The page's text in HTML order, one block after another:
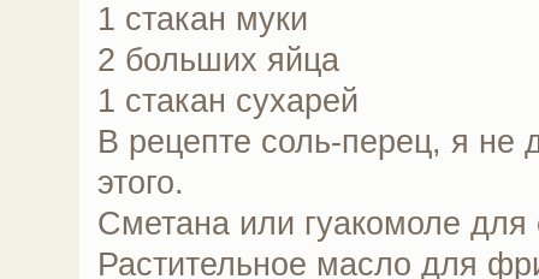
1 стакан муки
2 больших яйца
1 стакан сухарей
В рецепте соль-перец, я не
этого.
Сметана или гуакомоле для
Растительное масло для